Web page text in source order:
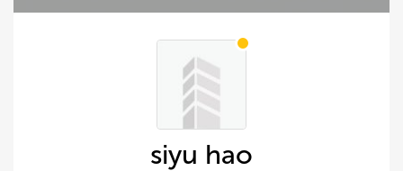
siyu hao